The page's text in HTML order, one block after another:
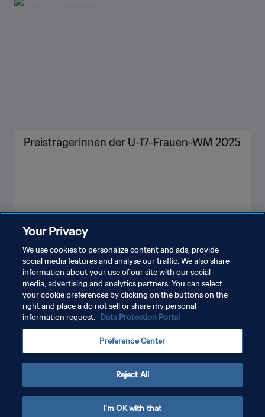
Preisträgerinnen der U-17-Frauen-WM 2025
DATENSCHUTZ
NUTZUNGSBEDINGUNGEN
COOKIE-EINSTELLUNGEN VERWALTEN
Copyright © 1994 - 2026 FIFA. Alle Rechte vorbehalten.
Your Privacy
We use cookies to personalize content and ads, provide
social media features and analyse our traffic. We also share
information about your use of our site with our social
media, advertising and analytics partners. You can select
your cookie preferences by clicking on the buttons on the
right and place a do not sell or share my personal
information request. Data Protection Portal
Preference Center
Reject All
I'm OK with that